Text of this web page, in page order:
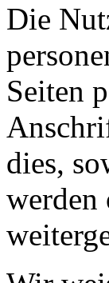
Die
Seiten
dies,
werden